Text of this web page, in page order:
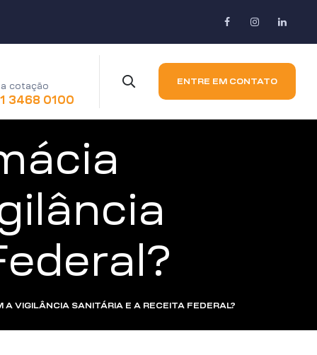
cotação
3468 0100
ENTRE EM CONTATO
VIGILÂNCIA SANITÁRIA E A RECEITA FEDERAL?